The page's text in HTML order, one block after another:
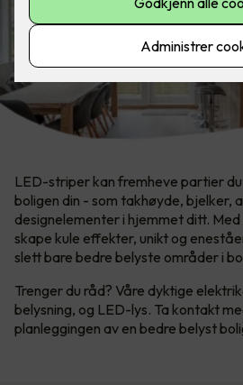
LED-striper kan fremheve partier
boligen din - som takhøyde, bjelker,
designelementer i hjemmet ditt.
skape kule effekter, unikt og
slett bare bedre belyste områder i
Trenger du råd? Våre dyktige
belysning, og LED-lys. Ta kontakt
planleggingen av en bedre belyst